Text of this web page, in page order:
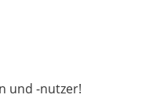
und -nutzer!